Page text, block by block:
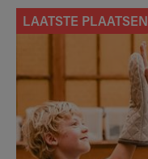
LAATSTE PLAATSEN